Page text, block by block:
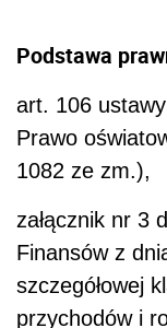
Podstawa
art. 106
Prawo
1082 ze zm.),
załącznik nr 3
Finansów z
szczegółowej
przychodów i